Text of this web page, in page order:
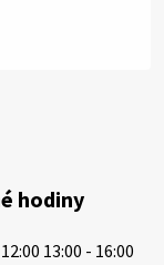
preto
hodiny
13:00 - 16:00